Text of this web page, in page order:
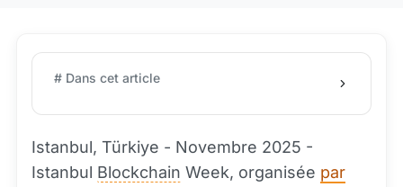
# Dans cet article
Istanbul, Türkiye - Novembre 2025 -
Istanbul Blockchain Week, organisée par